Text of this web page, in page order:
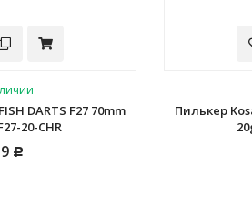
DARTS F27 70mm
20-CHR
Р
Пилькер